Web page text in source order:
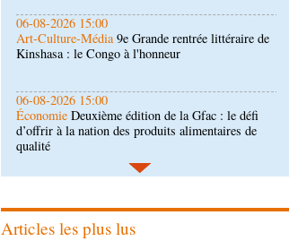
06-08-2026 15:00
ÉconomieDeuxième édition de la Gfac : le défi
d’offrir à la nation des produits alimentaires de
06-08-2026 15:00
SociétéProjet PSIPJ : des formateurs en
apprentissage
06-08-2026 14:30
les stands, des surgelés dans les assiettes
Articles les plus lus